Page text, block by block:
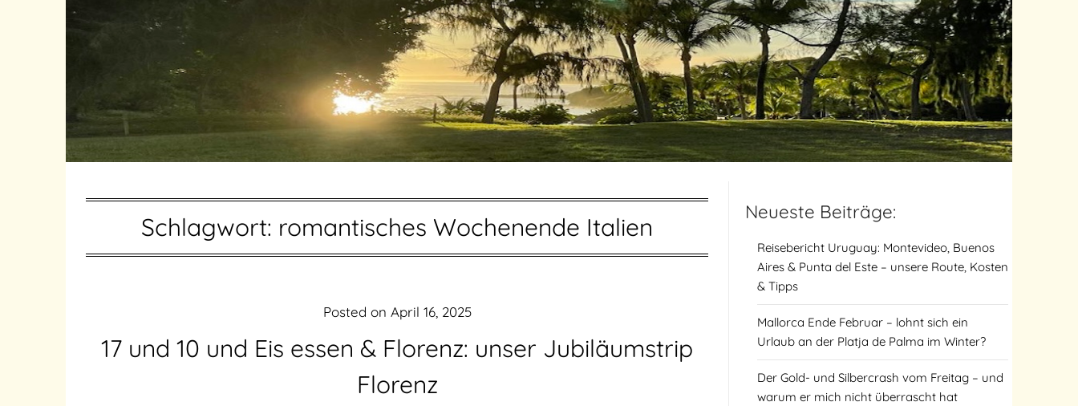
Schlagwort: romantisches Wochenende Italien
17 und 10 und Eis essen & Florenz: unser Jubiläumstrip
Florenz
Posted on April 16, 2025
Neueste Beiträge:
Reisebericht Uruguay: Montevideo, Buenos
Aires & Punta del Este – unsere Route, Kosten
& Tipps
Mallorca Ende Februar – lohnt sich ein
Urlaub an der Platja de Palma im Winter?
Der Gold- und Silbercrash vom Freitag – und
warum er mich nicht überrascht hat